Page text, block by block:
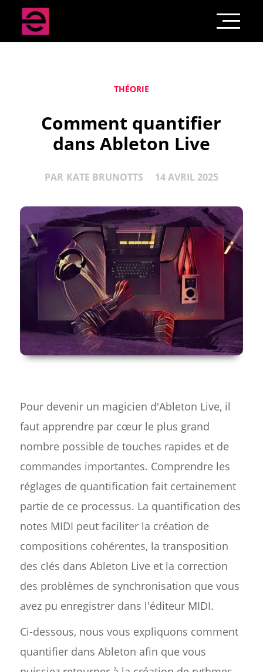
THÉORIE
Comment quantifier
dans Ableton Live
PAR KATE BRUNOTTS 14 AVRIL 2025
Pour devenir un magicien d'Ableton Live, il
faut apprendre par cœur le plus grand
nombre possible de touches rapides et de
commandes importantes. Comprendre les
réglages de quantification fait certainement
partie de ce processus. La quantification des
notes MIDI peut faciliter la création de
compositions cohérentes, la transposition
des clés dans Ableton Live et la correction
des problèmes de synchronisation que vous
avez pu enregistrer dans l'éditeur MIDI.
Ci-dessous, nous vous expliquons comment
quantifier dans Ableton afin que vous